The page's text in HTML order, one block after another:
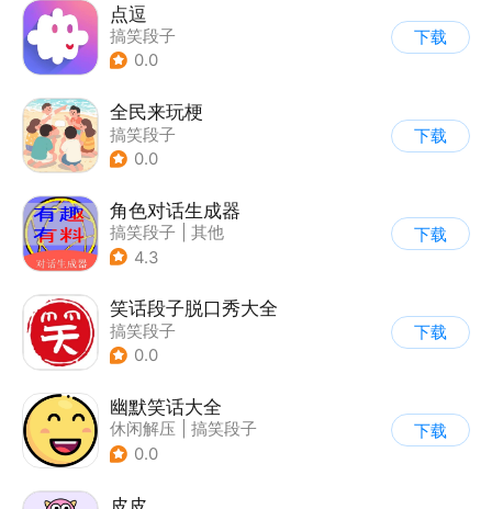
点逗
搞笑段子
0.0
下载
全民来玩梗
搞笑段子
0.0
下载
角色对话生成器
搞笑段子
其他
4.3
下载
笑话段子脱口秀大全
搞笑段子
0.0
下载
幽默笑话大全
休闲解压
搞笑段子
0.0
下载